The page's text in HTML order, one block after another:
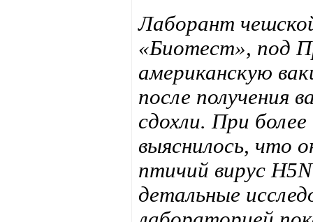
Лаборант
«Биотест», под
американскую
после получения
сдохли. При
выяснилось, что
птичий вирус
детальные